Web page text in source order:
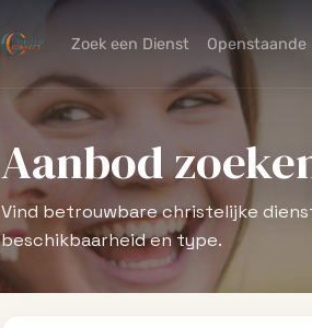
Zoek een Dienst
Aanbod
Vind betrouwbare christelijke
beschikbaarheid en type.